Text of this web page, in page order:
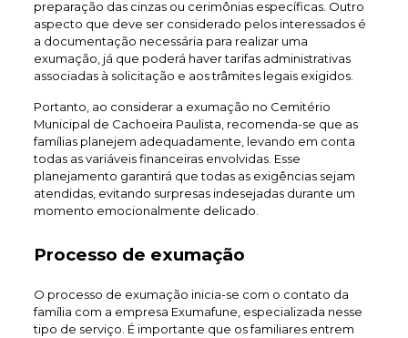
preparação das cinzas ou cerimônias específicas. Outro
aspecto que deve ser considerado pelos interessados é
a documentação necessária para realizar uma
exumação, já que poderá haver tarifas administrativas
associadas à solicitação e aos trâmites legais exigidos.
Portanto, ao considerar a exumação no Cemitério
Municipal de Cachoeira Paulista, recomenda-se que as
famílias planejem adequadamente, levando em conta
todas as variáveis financeiras envolvidas. Esse
planejamento garantirá que todas as exigências sejam
atendidas, evitando surpresas indesejadas durante um
momento emocionalmente delicado.
Processo de exumação
O processo de exumação inicia-se com o contato da
família com a empresa Exumafune, especializada nesse
tipo de serviço. É importante que os familiares entrem